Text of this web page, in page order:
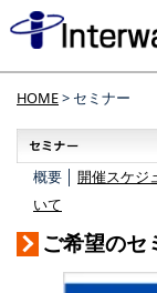
HOME> セミナー
概要 │ 開催スケジ
いて
ご希望のセ